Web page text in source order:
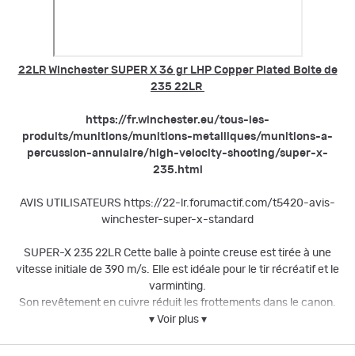
22LR Winchester SUPER X 36 gr LHP Copper Plated Boite de
235 22LR
https://fr.winchester.eu/tous-les-
produits/munitions/munitions-metalliques/munitions-a-
percussion-annulaire/high-velocity-shooting/super-x-
235.html
AVIS UTILISATEURS https://22-lr.forumactif.com/t5420-avis-
winchester-super-x-standard
SUPER-X 235 22LR Cette balle à pointe creuse est tirée à une
vitesse initiale de 390 m/s. Elle est idéale pour le tir récréatif et le
varminting.
Son revêtement en cuivre réduit les frottements dans le canon.
▾ Voir plus ▾